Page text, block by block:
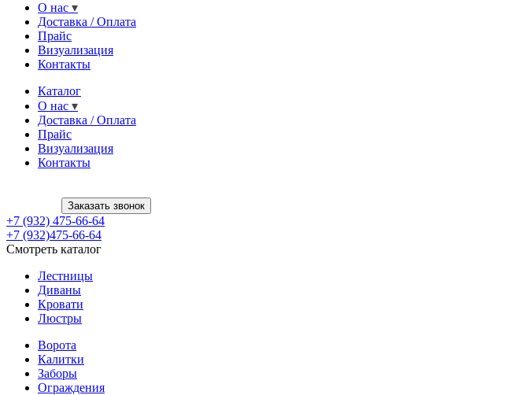
О нас
Доставка / Оплата
Прайс
Визуализация
Контакты
Каталог
О нас
Доставка / Оплата
Прайс
Визуализация
Контакты
Заказать звонок
+7 (932) 475-66-64
+7 (932)475-66-64
Смотреть каталог
Лестницы
Диваны
Кровати
Люстры
Ворота
Калитки
Заборы
Ограждения